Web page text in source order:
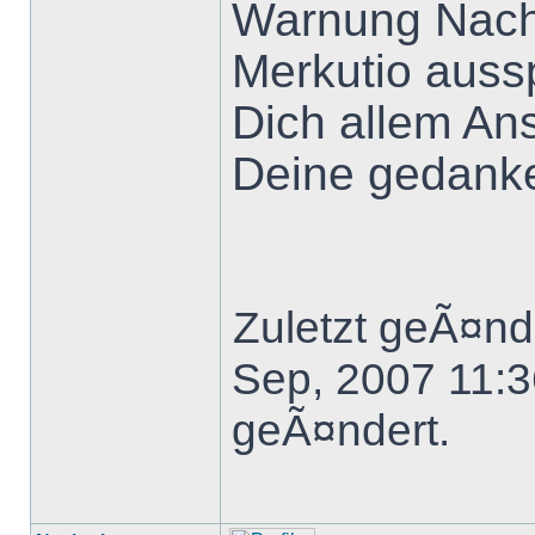
Warnung
Merkutio
Dich allem
Deine
Zuletzt
Sep, 2007
geÃ¤ndert.